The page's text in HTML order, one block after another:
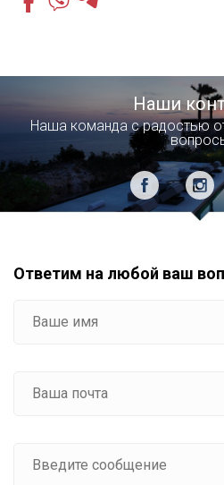
Наши
Наша команда с радостью
Ответим на любой ваш